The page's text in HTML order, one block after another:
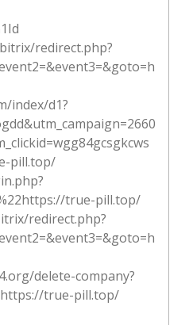
redirect.php?
index/d1?
pill.top/
true-pill.top/
redirect.php?
delete-company?
true-pill.top/